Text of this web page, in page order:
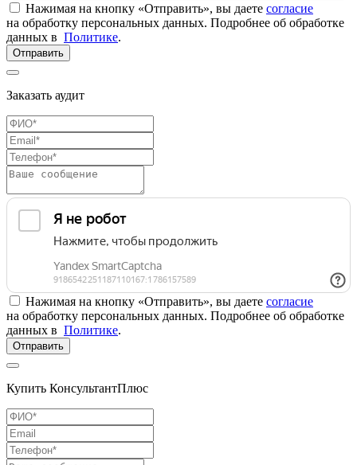
Нажимая на кнопку «Отправить», вы даете согласие
на обработку персональных данных. Подробнее об обработке
данных в Политике.
Отправить
Заказать аудит
Нажимая на кнопку «Отправить», вы даете согласие
на обработку персональных данных. Подробнее об обработке
данных в Политике.
Отправить
Купить КонсультантПлюс